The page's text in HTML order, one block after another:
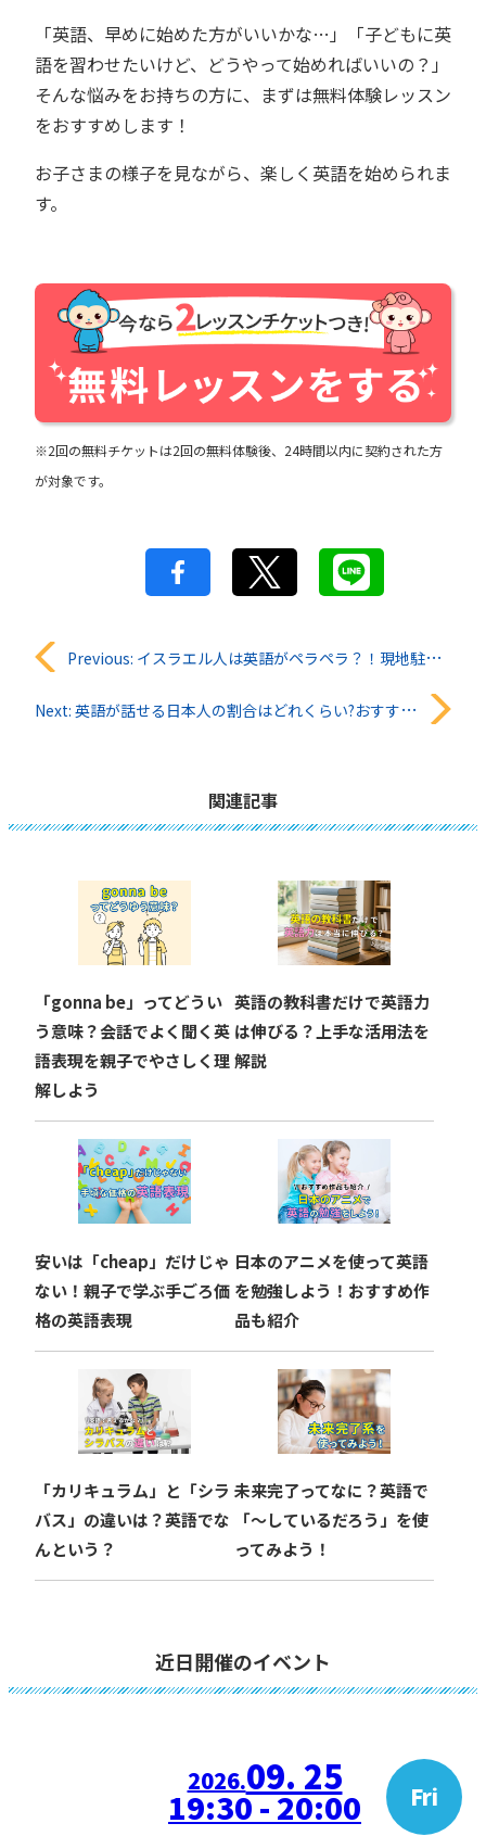
「英語、早めに始めた方がいいかな…」「子どもに英
語を習わせたいけど、どうやって始めればいいの？」
そんな悩みをお持ちの方に、まずは無料体験レッスン
をおすすめします！
お子さまの様子を見ながら、楽しく英語を始められま
す。
※2回の無料チケットは2回の無料体験後、24時間以内に契約された方
が対象です。
投
稿
ョ
ン
Previous: イスラエル人は英語がペラペラ？！現地駐在員がその実態に迫る！
Next: 英語が話せる日本人の割合はどれくらい?おすすめの勉強法を紹介
関連記事
「gonna be」ってどうい
う意味？会話でよく聞く英
語表現を親子でやさしく理
解しよう
英語の教科書だけで英語力
は伸びる？上手な活用法を
解説
安いは「cheap」だけじゃ
ない！親子で学ぶ手ごろ価
格の英語表現
日本のアニメを使って英語
を勉強しよう！おすすめ作
品も紹介
「カリキュラム」と「シラ
バス」の違いは？英語でな
んという？
未来完了ってなに？英語で
「〜しているだろう」を使
ってみよう！
近日開催のイベント
2026.09. 25 Fri
19:30 - 20:00